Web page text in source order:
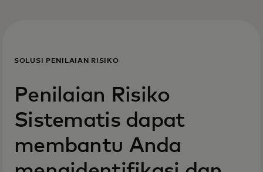
SOLUSI PENILAIAN RISIKO
Penilaian Risiko
Sistematis dapat
membantu Anda